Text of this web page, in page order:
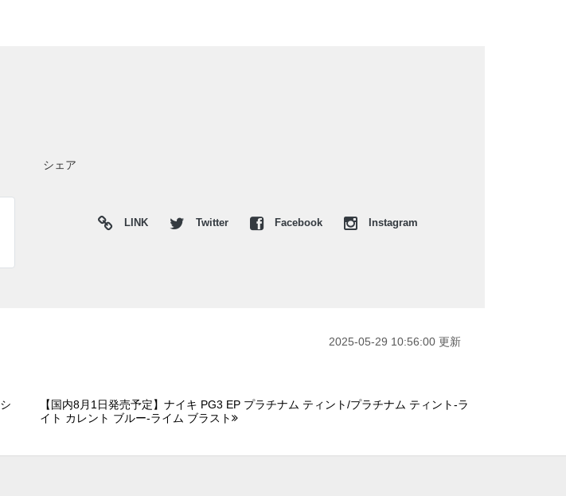
シェア
LINK Twitter Facebook Instagram
2025-05-29 10:56:00 更新
【国内8月1日発売予定】ナイキ PG3 EP プラチナム ティント/プラチナム ティント-ラ
イト カレント ブルー-ライム ブラスト